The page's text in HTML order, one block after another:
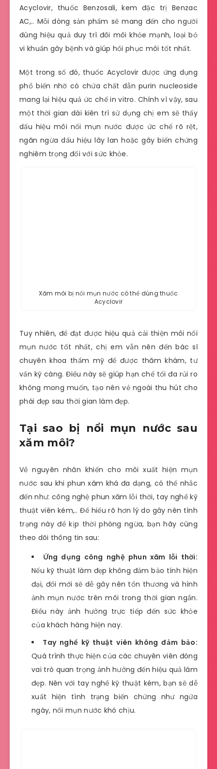
Acyclovir, thuốc Benzosali, kem đặc trị Benzac
AC,.. Mỗi dòng sản phẩm sẽ mang đến cho người
dùng hiệu quả duy trì đôi môi khỏe mạnh, loại bỏ
vi khuẩn gây bệnh và giúp hồi phục môi tốt nhất.
Một trong số đó, thuốc Acyclovir được ứng dụng
phổ biến nhờ có chứa chất dẫn purin nucleoside
mang lại hiệu quả ức chế in vitro. Chính vì vậy, sau
một thời gian dài kiên trì sử dụng chị em sẽ thấy
dấu hiệu môi nổi mụn nước được ức chế rõ rệt,
ngăn ngừa dấu hiệu lây lan hoặc gây biến chứng
nghiêm trọng đối với sức khỏe.
Xăm môi bị nổi mụn nước có thể dùng thuốc
Acyclovir
Tuy nhiên, để đạt được hiệu quả cải thiện môi nổi
mụn nước tốt nhất, chị em vẫn nên đến bác sĩ
chuyên khoa thẩm mỹ để được thăm khám, tư
vấn kỹ càng. Điều này sẽ giúp hạn chế tối đa rủi ro
không mong muốn, tạo nên vẻ ngoài thu hút cho
phái đẹp sau thời gian làm đẹp.
Tại sao bị nổi mụn nước sau
xăm môi?
Về nguyên nhân khiến cho môi xuất hiện mụn
nước sau khi phun xăm khá đa dạng, có thể nhắc
đến như: công nghệ phun xăm lỗi thời, tay nghề kỹ
thuật viên kém,.. Để hiểu rõ hơn lý do gây nên tình
trạng này để kịp thời phòng ngừa, bạn hãy cùng
theo dõi thông tin sau:
Ứng dụng công nghệ phun xăm lỗi thời:
Nếu kỹ thuật làm đẹp không đảm bảo tính hiện
đại, đổi mới sẽ dễ gây nên tổn thương và hình
ảnh mụn nước trên môi trong thời gian ngắn.
Điều này ảnh hưởng trực tiếp đến sức khỏe
của khách hàng hiện nay.
Tay nghề kỹ thuật viên không đảm bảo:
Quá trình thực hiện của các chuyên viên đóng
vai trò quan trọng ảnh hưởng đến hiệu quả làm
đẹp. Nên với tay nghề kỹ thuật kém, bạn sẽ dễ
xuất hiện tình trạng biến chứng như ngứa
ngáy, nổi mụn nước khó chịu.